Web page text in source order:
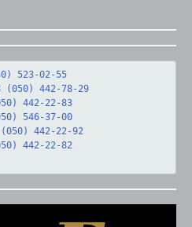
523-02-55
(050) 442-78-29
442-22-83
546-37-00
442-22-92
442-22-82